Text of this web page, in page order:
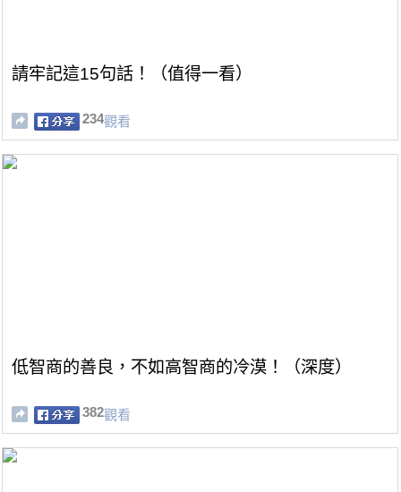
請牢記這15句話！（值得一看）
234觀看
低智商的善良，不如高智商的冷漠！（深度）
382觀看